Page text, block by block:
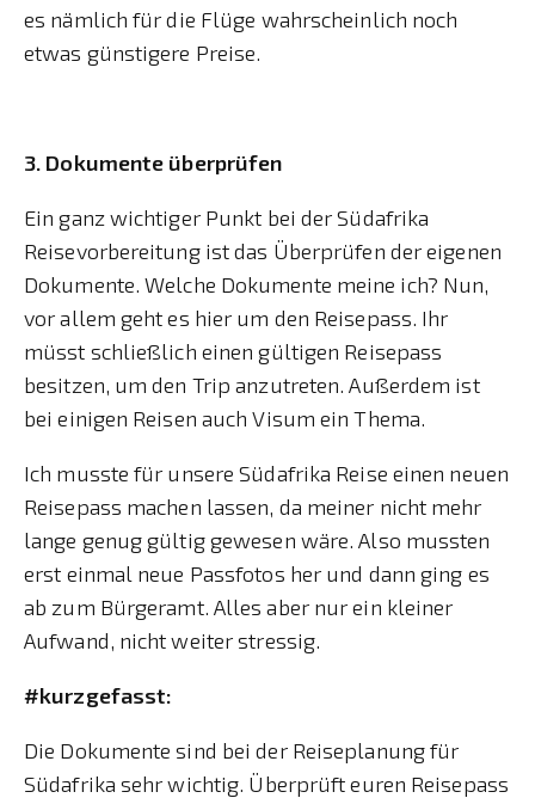
es nämlich für die Flüge wahrscheinlich noch
etwas günstigere Preise.
3. Dokumente überprüfen
Ein ganz wichtiger Punkt bei der Südafrika
Reisevorbereitung ist das Überprüfen der eigenen
Dokumente. Welche Dokumente meine ich? Nun,
vor allem geht es hier um den Reisepass. Ihr
müsst schließlich einen gültigen Reisepass
besitzen, um den Trip anzutreten. Außerdem ist
bei einigen Reisen auch Visum ein Thema.
Ich musste für unsere Südafrika Reise einen neuen
Reisepass machen lassen, da meiner nicht mehr
lange genug gültig gewesen wäre. Also mussten
erst einmal neue Passfotos her und dann ging es
ab zum Bürgeramt. Alles aber nur ein kleiner
Aufwand, nicht weiter stressig.
#kurzgefasst:
Die Dokumente sind bei der Reiseplanung für
Südafrika sehr wichtig. Überprüft euren Reisepass